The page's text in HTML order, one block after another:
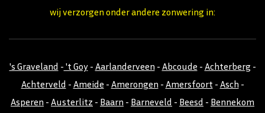
wij verzorgen onder andere zonwering in:
's Graveland - 't Goy- Aarlanderveen - Abcoude - Achterberg -
Achterveld - Ameide - Amerongen - Amersfoort- Asch -
Asperen - Austerlitz - Baarn - Barneveld - Beesd - Bennekom